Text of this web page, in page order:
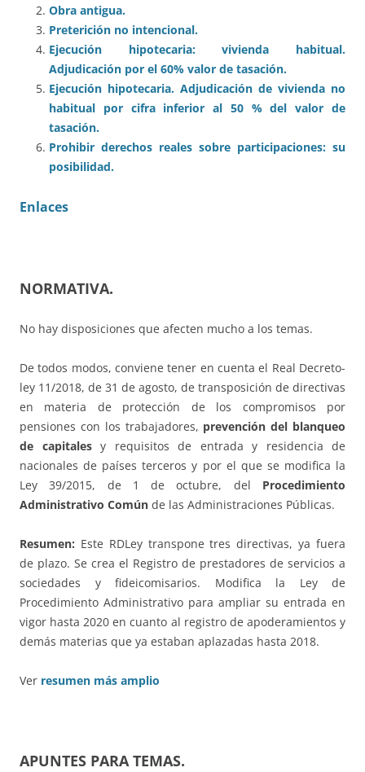
Obra antigua.
Preterición no intencional.
Ejecución hipotecaria: vivienda habitual.
Adjudicación por el 60% valor de tasación.
Ejecución hipotecaria. Adjudicación de vivienda no
habitual por cifra inferior al 50 % del valor de
tasación.
Prohibir derechos reales sobre participaciones: su
posibilidad.
Enlaces
NORMATIVA.
No hay disposiciones que afecten mucho a los temas.
De todos modos, conviene tener en cuenta el Real Decreto-
ley 11/2018, de 31 de agosto, de transposición de directivas
en materia de protección de los compromisos por
pensiones con los trabajadores, prevención del blanqueo
de capitalesy requisitos de entrada y residencia de
nacionales de países terceros y por el que se modifica la
Ley 39/2015, de 1 de octubre, del Procedimiento
Administrativo Común de las Administraciones Públicas.
Resumen: Este RDLey transpone tres directivas, ya fuera
de plazo. Se crea el Registro de prestadores de servicios a
sociedades y fideicomisarios. Modifica la Ley de
Procedimiento Administrativo para ampliar su entrada en
vigor hasta 2020 en cuanto al registro de apoderamientos y
demás materias que ya estaban aplazadas hasta 2018.
Ver resumen más amplio
APUNTES PARA TEMAS.